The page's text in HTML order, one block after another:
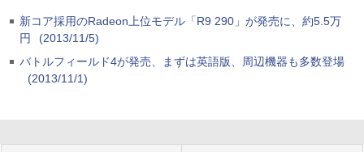
新コア採用のRadeon上位モデル「R9 290」が発売に、約5.5万
円
(2013/11/5)
バトルフィールド4が発売、まずは英語版、周辺機器も多数登場
(2013/11/1)